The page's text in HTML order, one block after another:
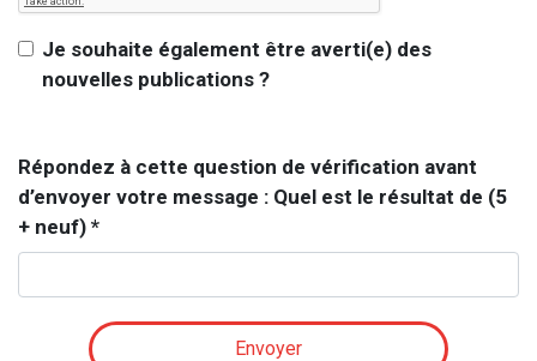
Je souhaite également être averti(e) des
nouvelles publications ?
Répondez à cette question de vérification avant
d’envoyer votre message : Quel est le résultat de (5
+ neuf) *
Envoyer